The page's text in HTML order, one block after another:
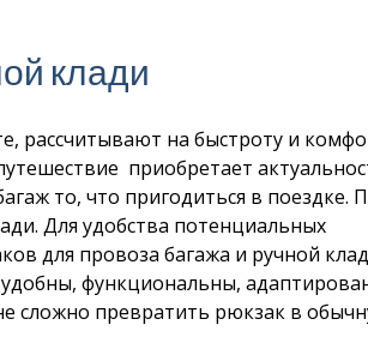
клади
рассчитывают на быстроту и
приобретает
то, что пригодиться в поездке.
Для удобства потенциальных
для провоза багажа и ручной
функциональны,
сложно превратить рюкзак в